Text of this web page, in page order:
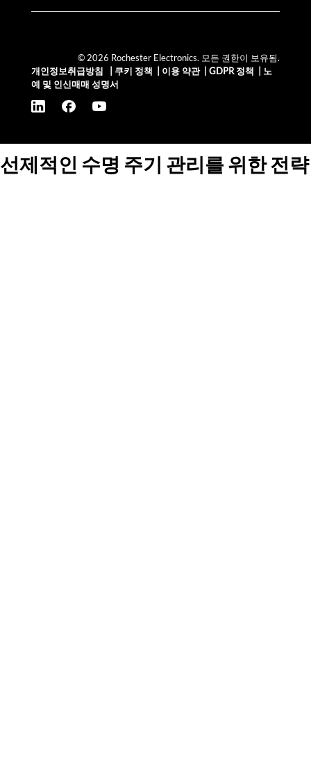
© 2026 Rochester Electronics. 모든 권한이 보유됨.
개인정보취급방침
쿠키 정책 이용 약관| GDPR 정책
노
예 및 인신매매 성명서
선제적인 수명 주기 관리를 위한 전략